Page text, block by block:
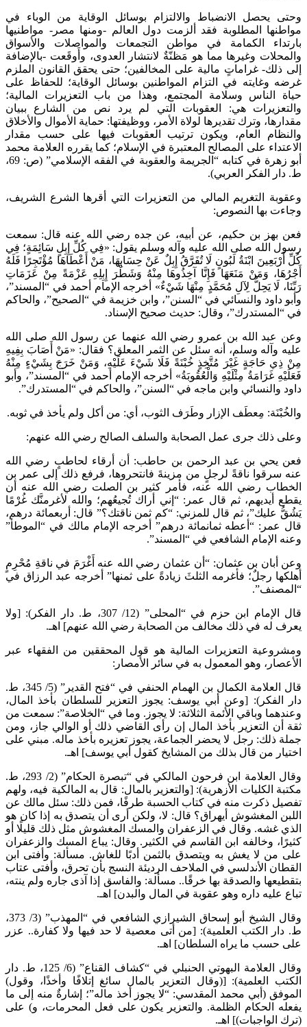
وحتى يحصل الانضباط والالتزام بوسائل الوقاية من الوباء في
مواطنها المطلوبة فقد ألزمت دول العالم -ومنها مصر- مواطنيها
بارتداء الكمامة في مواطن التجمعات والمواصلات والأسواق
والمحلات وغيرها مما هو مَظنّةٌ لانتشار العدوى، وأَوقَعت -بالإضافة
إلى ذلك- غراماتٍ مالية على المخالفين؛ حتى يحقق القانون الملزم
غرضه وغايته في التزام المواطنين بوسائل الوقاية؛ للحفاظ على
حياة الناس وسلامة المجتمع، وهذا من باب التعزيرات المالية؛
والتعزيرات هي: العقوبات التي لم يرد نص من الشارع ببيان
مقدارها، وترك تقديرها لولاة الأمر، ووظيفتها: حماية الأموال والأخلاق
والنظام العام، ويكون ترتيب العقوبات فيها على حسب مقدار
الاعتداء على المصالح المعتبرة في الإسلام؛ كما يقرره العلامة محمد
أبو زهرة في كتابه “الجريمة والعقوبة في الفقه الإسلامي” (ص: 69،
ط. دار الفكر العربي).
وعقوبة التغريم المالي من التعزيرات التي أقرها الشرع الشريف،
وجاءت بها النصوص:
فعن بهز بن حكيم، عن أبيه، عن جده رضي الله عنه قال: سمعت
رسول الله صلى الله عليه وآله وسلم يقول: «فِي كُلِّ إِبِلٍ سَائِمَةٍ؛ فِي
كُلِّ أَرْبَعِينَ ابْنَةُ لَبُونٍ لَا تُفَرَّقُ إِبِلٌ عَنْ حِسَابِهَا، مَنْ أَعْطَاهَا مُؤْتَجِرًا فَلَهُ
أَجْرُهَا، وَمَنْ مَنَعَهَا فَإِنَّا آخِذُوهَا مِنْهُ وَشَطْرَ إِبِلِهِ عَزْمَةً مِنْ عَزَمَاتِ
رَبِّنَا، لَا يَحِلُّ لِآلِ مُحَمَّدٍ مِنْهَا شَيْءٌ» أخرجه الإمام أحمد في “المسند”،
وأبو داود والنسائي في “السنن”، وابن خزيمة في “الصحيح”، والحاكم
في “المستدرك”، وقال: حديث صحيح الإسناد.
وعن عبد الله بن عمرو رضي الله عنهما عن رسول الله صلى الله
عليه وآله وسلم، أنه سئل عن الثمر المعلق؟ فقال: «مَنْ أَصَابَ بِفِيهِ
مِنْ ذِي حَاجَةٍ غَيْرَ مُتَّخِذٍ خُبْنَةً فَلَا شَيْءَ عَلَيْهِ، وَمَنْ خَرَجَ بِشَيْءٍ مِنْهُ
فَعَلَيْهِ غَرَامَةُ مِثْلَيْهِ وَالْعُقُوبَةُ» أخرجه الإمام أحمد في “المسند”، وأبو
داود والنسائي وابن ماجه في “السنن”، والحاكم في “المستدرك”.
والخُبْنَة: مِعطَف الإزار وطَرَف الثوب، أي: من أكل ولم يأخذ في ثوبه.
وعلى ذلك جرى عمل الصحابة والسلف الصالح رضي الله عنهم:
فعن يحي بن عبد الرحمن بن حاطب: أن أرقاء لحاطبٍ رضي الله
عنه سرقوا ناقةً لرجلٍ من مزينةَ فانتحروها، فرفع ذلك إلى عمر بن
الخطاب رضي الله عنه، فأمر كثير بن الصلت رضي الله عنه أن
يقطع أيديهم، ثم قال عمر: “إني أراك تُجيعُهم؛ والله لأغرمنَّك غُرْمًا
يَشُقُّ عليك”، ثم قال للمزني: “كم ثمن ناقتك؟” قال: أربعمائة درهم،
قال عمر: “أعطه ثمانمائة درهم” أخرجه الإمام مالك في “الموطأ”
وعنه الإمام الشافعي في “المسند”.
وعن أبان بن عثمان: “أن عثمان رضي الله عنه أَغْرَمَ في ناقةِ مُحْرِمٍ
أهلكها رجلٌ؛ فأغرمه الثلثَ زيادةً على ثمنها” أخرجه عبد الرزاق في
“المصنف”.
قال الإمام ابن حزم في “المحلى” (12/ 307، ط. دار الفكر): [ولا
يعرف له في ذلك مخالف من الصحابة رضي الله عنهم] اهـ.
ومشروعية التعزيرات المالية هو قول المحققين من الفقهاء عبر
الأعصار، وهو المعمول به في سائر الأمصار:
قال العلامة الكمال بن الهمام الحنفي في “فتح القدير” (5/ 345، ط.
دار الفكر): [وعن أبي يوسف: يجوز التعزير للسلطان بأخذ المال،
وعندهما وباقي الأئمة الثلاثة: لا يجوز. وما في “الخلاصة”: سمعت من
ثقة أن التعزير بأخذ المال إن رأى القاضي ذلك أو الوالي جاز، ومن
جملة ذلك: رجل لا يحضر الجماعة، يجوز تعزيره بأخذ ماله. مبني على
اختيار من قال بذلك من المشايخ كقول أبي يوسف] اهـ.
وقال العلامة ابن فرحون المالكي في “تبصرة الحكام” (2/ 293، ط.
مكتبة الكليات الأزهرية): [والتعزير بالمال: قال به المالكية فيه، ولهم
تفصيل ذكرت منه في كتاب الحسبة طرفًا، فمن ذلك: سئل مالك عن
اللبن المغشوش أيهراق؟ قال: لا، ولكن أرى أن يتصدق به إذا كان هو
الذي غشه. وقال في الزعفران والمسك المغشوش مثل ذلك قليلًا أو
كثيرًا، وخالفه ابن القاسم في الكثير. وقال: يباع المسك والزعفران
على من لا يغش به ويتصدق بالثمن أدبًا للغاش. مسألة: وأفتى ابن
القطان الأندلسي في الملاحف الرديئة النسج بأن تحرق، وأفتى عتاب
بتقطيعها والصدقة بها خرقًا.. مسألة: والفاسق إذا آذى جاره ولم ينته،
تباع عليه داره وهو عقوبة في المال والبدن] اهـ.
وقال الشيخ أبو إسحاق الشيرازي الشافعي في “المهذب” (3/ 373،
ط. دار الكتب العلمية): [من أتى معصية لا حد فيها ولا كفارة.. عزر
على حسب ما يراه السلطان] اهـ.
وقال العلامة البهوتي الحنبلي في “كشاف القناع” (6/ 125، ط. دار
الكتب العلمية): [(وقال التعزير بالمال سائغ إتلافًا وأخذًا، وقول)
الموفق (أبي محمد المقدسي: “لا يجوز أخذ ماله”؛ إشارةٌ منه إلى ما
يفعله الحكام الظلمة. والتعزير يكون على فعل المحرمات، و) على
(ترك الواجبات)] اهـ.